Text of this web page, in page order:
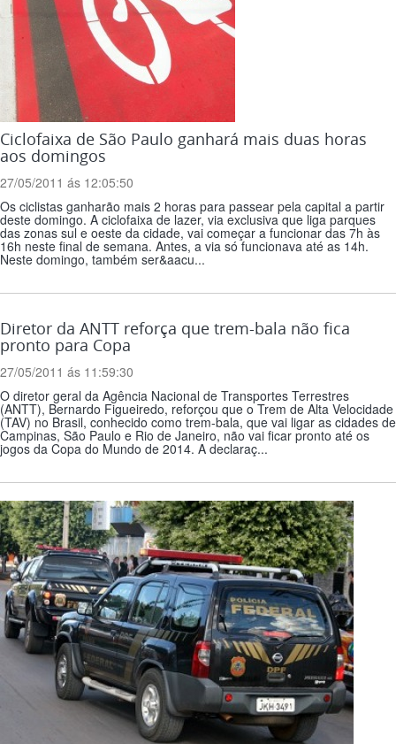
Ciclofaixa de São Paulo ganhará mais duas horas
aos domingos
27/05/2011 ás 12:05:50
Os ciclistas ganharão mais 2 horas para passear pela capital a partir
deste domingo. A ciclofaixa de lazer, via exclusiva que liga parques
das zonas sul e oeste da cidade, vai começar a funcionar das 7h às
16h neste final de semana. Antes, a via só funcionava até as 14h.
Neste domingo, também ser&aacu...
Diretor da ANTT reforça que trem-bala não fica
pronto para Copa
27/05/2011 ás 11:59:30
O diretor geral da Agência Nacional de Transportes Terrestres
(ANTT), Bernardo Figueiredo, reforçou que o Trem de Alta Velocidade
(TAV) no Brasil, conhecido como trem-bala, que vai ligar as cidades de
Campinas, São Paulo e Rio de Janeiro, não vai ficar pronto até os
jogos da Copa do Mundo de 2014. A declaraç...